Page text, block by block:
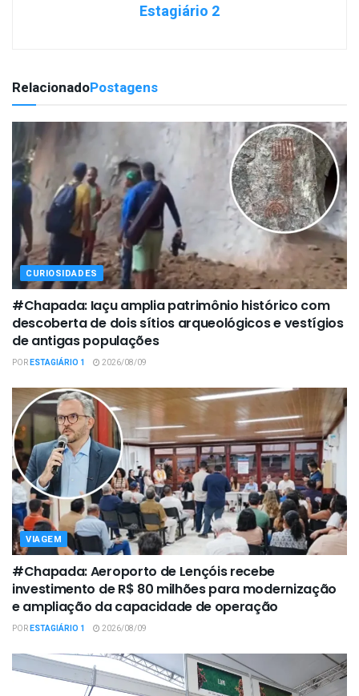
Estagiário 2
RelacionadoPostagens
CURIOSIDADES
#Chapada: Iaçu amplia patrimônio histórico com
descoberta de dois sítios arqueológicos e vestígios
de antigas populações
PORESTAGIÁRIO 1 2026/08/09
VIAGEM
#Chapada: Aeroporto de Lençóis recebe
investimento de R$ 80 milhões para modernização
e ampliação da capacidade de operação
PORESTAGIÁRIO 1 2026/08/09